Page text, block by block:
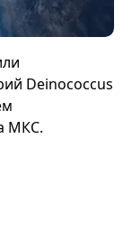
Deinococcus
МКС.